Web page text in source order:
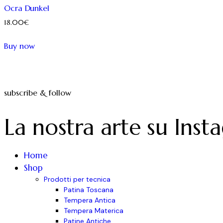
Ocra Dunkel
18.00€
Buy now
varianti.
possono
scelte
nella
pagina
prodotto
subscribe & follow
La nostra arte su
Home
Shop
Prodotti per tecnica
Patina Toscana
Tempera Antica
Tempera Materica
Patine Antiche